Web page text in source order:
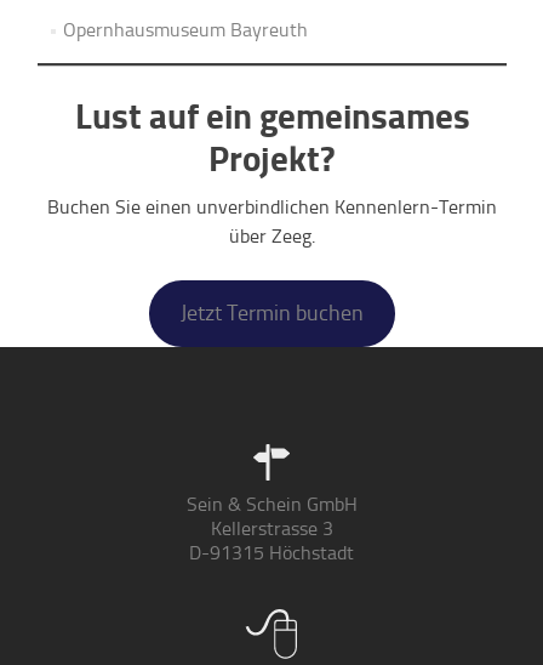
Opernhausmuseum Bayreuth
Lust auf ein gemeinsames
Projekt?
Buchen Sie einen unverbindlichen Kennenlern-Termin
über Zeeg.
Jetzt Termin buchen
Sein & Schein GmbH
Kellerstrasse 3
D-91315 Höchstadt